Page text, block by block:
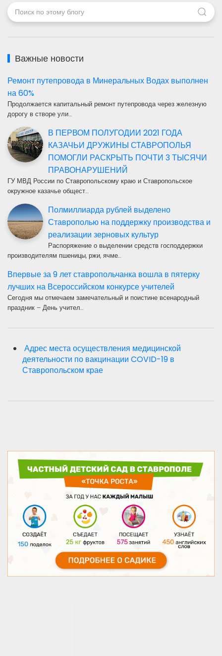
Важные новости
Ремонт путепровода в Минеральных Водах выполнен
на 60%
Продолжается капитальный ремонт путепровода через железную
дорогу в створе ули…
В ПЕРВОМ ПОЛУГОДИИ 2021 ГОДА
КАЗАЧЬИ ДРУЖИНЫ СТАВРОПОЛЬЯ
ПОМОГЛИ РАСКРЫТЬ ПОЧТИ 3 ТЫСЯЧИ
ПРАВОНАРУШЕНИЙ
ГУ МВД России по Ставропольскому краю и Ставропольское
окружное казачье общест…
Полмиллиарда рублей выделено
Ставрополью на поддержку производства и
реализации зерновых культур
Распоряжение о выделении средств господдержки
производителям пшеницы, ржи, ячме…
Впервые за 9 лет ставропольчанка вошла в пятерку
лучших на Всероссийском конкурсе учителей
Сегодня мы отмечаем замечательный и поистине всенародный
праздник – День учител…
Адрес места осуществления медицинской
деятельности по вакцинации COVID-19 в
Ставропольском крае